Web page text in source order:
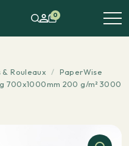
0
& Rouleaux / PaperWise
700x1000mm 200 g/m² 3000